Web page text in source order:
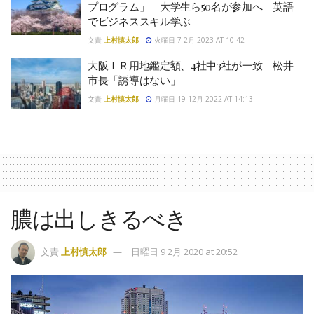
プログラム」 大学生ら50名が参加へ 英語
でビジネススキル学ぶ
文責 上村慎太郎 火曜日 7 2月 2023 AT 10:42
大阪ＩＲ用地鑑定額、4社中3社が一致 松井
市長「誘導はない」
文責 上村慎太郎 月曜日 19 12月 2022 AT 14:13
膿は出しきるべき
文責 上村慎太郎 日曜日 9 2月 2020 at 20:52